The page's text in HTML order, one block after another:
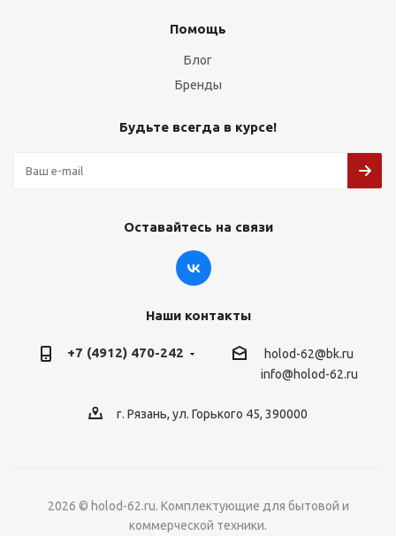
Помощь
Блог
Бренды
Будьте всегда в курсе!
Оставайтесь на связи
Наши контакты
+7 (4912) 470-242
holod-62@bk.ru
info@holod-62.ru
г. Рязань, ул. Горького 45, 390000
2026 © holod-62.ru. Комплектующие для бытовой и
коммерческой техники.